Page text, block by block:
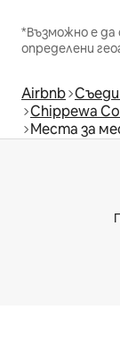
*Възможно е да
определени
Airbnb
Chippewa
Места за